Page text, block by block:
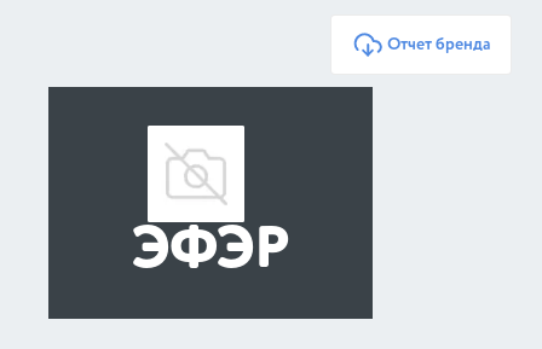
Отчет бренда
ЭФЭР